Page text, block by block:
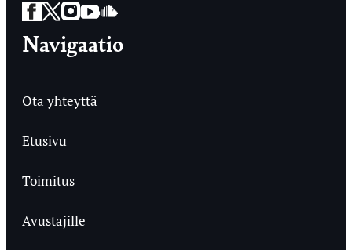
Facebook
Twitter
Instagram
YouTube
SoundCloud
Navigaatio
Ota yhteyttä
Etusivu
Toimitus
Avustajille